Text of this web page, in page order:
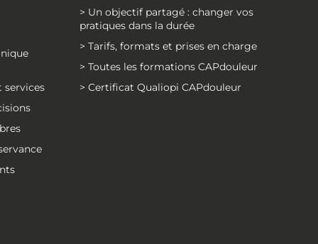
services
> Un objectif partagé : changer vos
pratiques dans la durée
> Tarifs, formats et prises en charge
> Toutes les formations CAPdouleur
> Certificat Qualiopi CAPdouleur